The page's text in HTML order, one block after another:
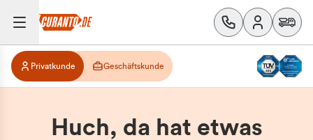
Privatkunde Geschäftskunde
Huch, da hat etwas